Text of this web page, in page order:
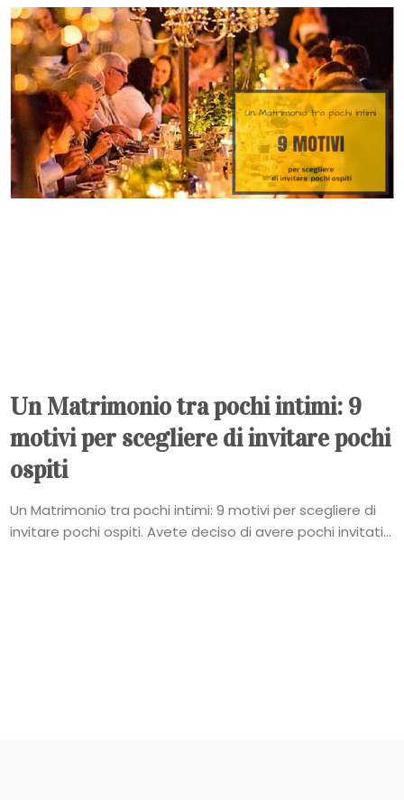
Un Matrimonio tra pochi intimi: 9
motivi per scegliere di invitare pochi
ospiti
Un Matrimonio tra pochi intimi: 9 motivi per scegliere di
invitare pochi ospiti. Avete deciso di avere pochi invitati...